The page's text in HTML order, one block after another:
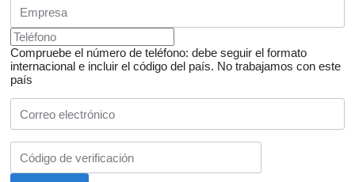
Compruebe el número de teléfono: debe seguir el formato
internacional e incluir el código del país. No trabajamos con este
país